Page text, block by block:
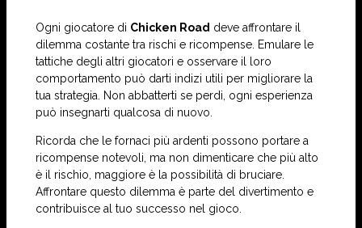
Ogni giocatore di Chicken Road deve affrontare il
dilemma costante tra rischi e ricompense. Emulare le
tattiche degli altri giocatori e osservare il loro
comportamento può darti indizi utili per migliorare la
tua strategia. Non abbatterti se perdi, ogni esperienza
può insegnarti qualcosa di nuovo.
Ricorda che le fornaci più ardenti possono portare a
ricompense notevoli, ma non dimenticare che più alto
è il rischio, maggiore è la possibilità di bruciare.
Affrontare questo dilemma è parte del divertimento e
contribuisce al tuo successo nel gioco.